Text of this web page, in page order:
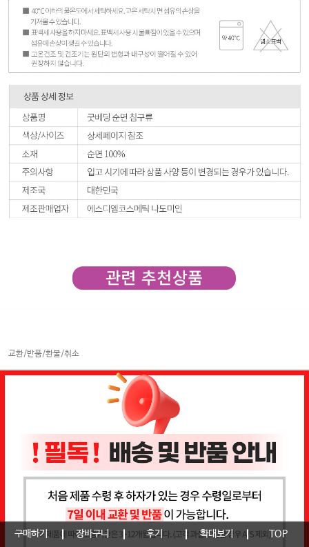
교환/반품/환불/취소
구매하기 장바구니 후기 확대보기 TOP